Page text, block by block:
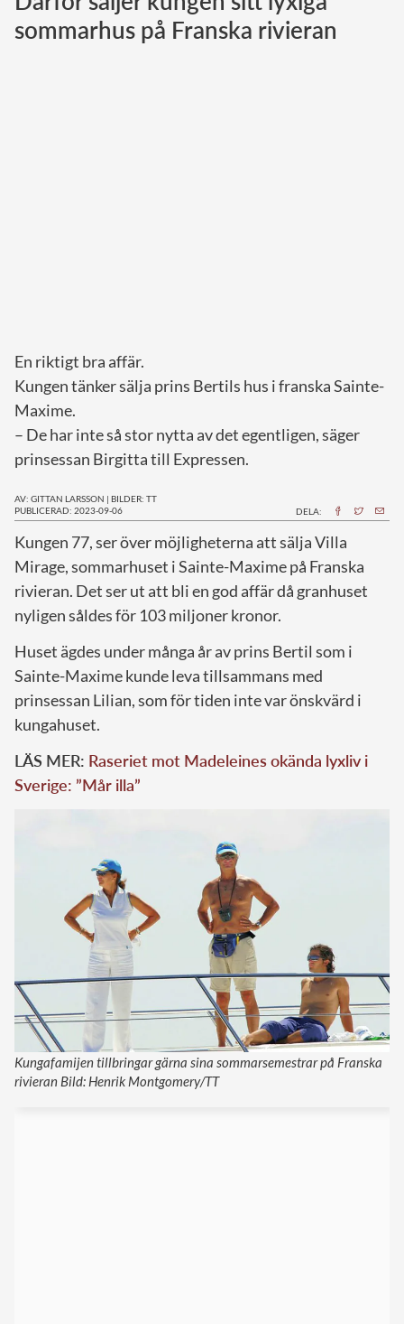
Norska kungahuset
sommarhus på Franska rivieran
En riktigt bra affär.
Kungen tänker sälja prins Bertils hus i franska Sainte-
Maxime.
– De har inte så stor nytta av det egentligen, säger
prinsessan Birgitta till Expressen.
AV: GITTAN LARSSON | BILDER: TT
PUBLICERAD: 2023-09-06
DELA:
Kungen 77, ser över möjligheterna att sälja Villa
Mirage, sommarhuset i Sainte-Maxime på Franska
rivieran. Det ser ut att bli en god affär då granhuset
nyligen såldes för 103 miljoner kronor.
Huset ägdes under många år av prins Bertil som i
Sainte-Maxime kunde leva tillsammans med
prinsessan Lilian, som för tiden inte var önskvärd i
kungahuset.
LÄS MER: Raseriet mot Madeleines okända lyxliv i
Sverige: ”Mår illa”
Kungafamijen tillbringar gärna sina sommarsemestrar på Franska
rivieran Bild: Henrik Montgomery/TT